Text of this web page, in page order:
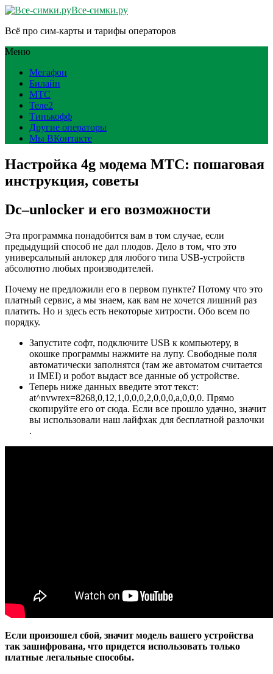
Все-симки.ру
Всё про сим-карты и тарифы операторов
Меню
Мегафон
Билайн
МТС
Теле2
Тинькофф
Другие операторы
Мы ВКонтакте
Настройка 4g модема МТС: пошаговая
инструкция, советы
Dc–unlocker и его возможности
Эта программка понадобится вам в том случае, если
предыдущий способ не дал плодов. Дело в том, что это
универсальный анлокер для любого типа USB-устройств
абсолютно любых производителей.
Почему не предложили его в первом пункте? Потому что это
платный сервис, а мы знаем, как вам не хочется лишний раз
платить. Но и здесь есть некоторые хитрости. Обо всем по
порядку.
Запустите софт, подключите USB к компьютеру, в
окошке программы нажмите на лупу. Свободные поля
автоматически заполнятся (там же автоматом считается
и IMEI) и робот выдаст все данные об устройстве.
Теперь ниже данных введите этот текст:
at^nvwrex=8268,0,12,1,0,0,0,2,0,0,0,a,0,0,0. Прямо
скопируйте его от сюда. Если все прошло удачно, значит
вы использовали наш лайфхак для бесплатной разлочки
.
Если произошел сбой, значит модель вашего устройства
так зашифрована, что придется использовать только
платные легальные способы.